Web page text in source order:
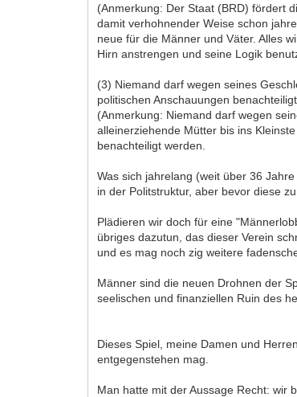
(Anmerkung: Der Staat (BRD) fördert
damit verhohnender Weise schon
neue für die Männer und Väter. Alles
Hirn anstrengen und seine Logik
(3) Niemand darf wegen seines
politischen Anschauungen
(Anmerkung: Niemand darf wegen
alleinerziehende Mütter bis ins
benachteiligt werden.
Was sich jahrelang (weit über 36
in der Politstruktur, aber bevor diese
Plädieren wir doch für eine
übriges dazutun, das dieser Verein
und es mag noch zig weitere
Männer sind die neuen Drohnen der
seelischen und finanziellen Ruin des
Dieses Spiel, meine Damen und
entgegenstehen mag.
Man hatte mit der Aussage Recht: wir